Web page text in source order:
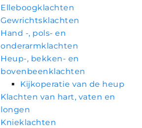
Elleboogklachten
Gewrichtsklachten
Hand -, pols- en
onderarmklachten
Heup-, bekken- en
bovenbeenklachten
Kijkoperatie van de heup
Klachten van hart, vaten en
longen
Knieklachten